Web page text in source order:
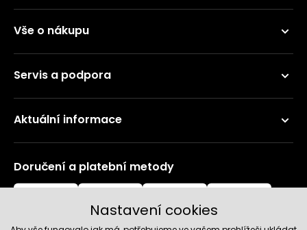
Vše o nákupu
Servis a podpora
Aktuální informace
Doručení a platební metody
Nastavení cookies